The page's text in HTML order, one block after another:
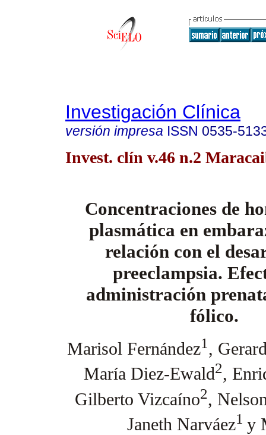
Investigación Clínica
versión impresa ISSN 0535-
Invest. clín v.46 n.2
Concentraciones de
plasmática en
relación con el
preeclampsia.
administración
fólico.
Marisol Fernández1 ,
María Diez-Ewald2,
Gilberto Vizcaíno2,
Janeth Narváez1 y